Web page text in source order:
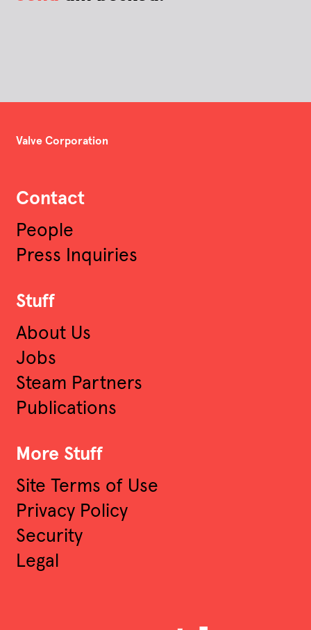
Valve Corporation
Contact
People
Press Inquiries
Stuff
About Us
Jobs
Steam Partners
Publications
More Stuff
Site Terms of Use
Privacy Policy
Security
Legal